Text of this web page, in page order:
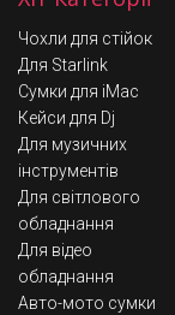
Чохли для стійок
Для Starlink
Сумки для iMac
Кейси для Dj
Для музичних
інструментів
Для світлового
обладнання
Для відео
обладнання
Авто-мото сумки